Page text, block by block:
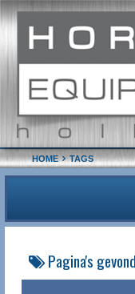
HOME TAGS
Pagina's